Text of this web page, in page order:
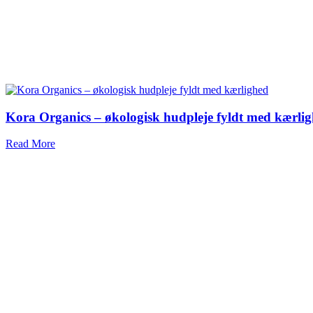
Kora Organics – økologisk hudpleje fyldt med
Read More